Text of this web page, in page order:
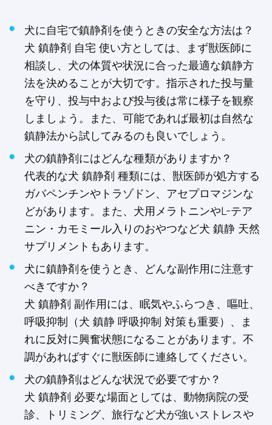
犬に自宅で鎮静剤を使うときの安全な方法は？
犬 鎮静剤 自宅 使い方としては、まず獣医師に
相談し、犬の体質や状況に合った最適な鎮静方
法を決めることが大切です。指示された投与量
を守り、投与中および投与後は常に様子を観察
しましょう。また、可能であれば最初は自然な
鎮静法から試してみるのも良いでしょう。
犬の鎮静剤にはどんな種類がありますか？
代表的な犬 鎮静剤 種類には、獣医師が処方する
ガバペンチンやトラゾドン、アセプロマジンな
どがあります。また、犬用メラトニンやL-テア
ニン・カモミール入りのおやつなど犬 鎮静 天然
サプリメントもあります。
犬に鎮静剤を使うとき、どんな副作用に注意す
べきですか？
犬 鎮静剤 副作用には、眠気やふらつき、嘔吐、
呼吸抑制（犬 鎮静 呼吸抑制 対策も重要）、ま
れに反対に興奮状態になることがあります。不
調があればすぐに獣医師に連絡してください。
犬の鎮静剤はどんな状況で必要ですか？
犬 鎮静剤 必要な場面としては、動物病院の受
診、トリミング、旅行など犬が強いストレスや